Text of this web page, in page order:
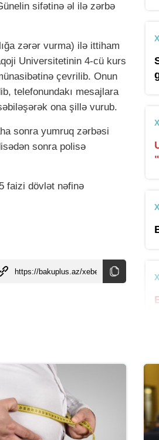
sifətinə əl ilə zərbə
zərər vurma) ilə ittiham
Universitetinin 4-cü kurs
çevrilib. Onun
telefonundakı mesajlara
ona şillə vurub.
sonra yumruq zərbəsi
sonra polisə
faizi dövlət nəfinə